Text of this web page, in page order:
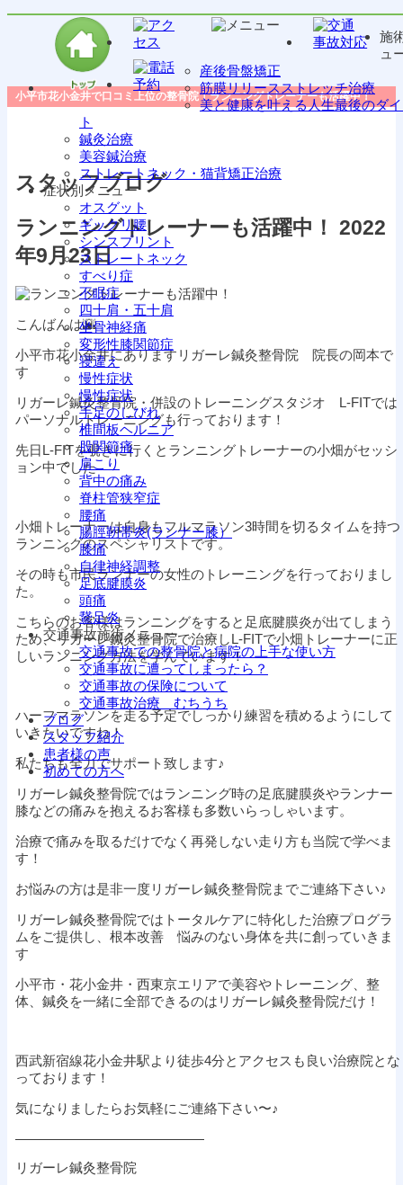
施
ュ
産後骨盤矯正
筋膜リリースストレッチ治療
美と健康を叶える人生最後のダ
ト
鍼灸治療
美容鍼治療
ストレートネック・猫背矯正治療
症状別メニュー
オスグット
ギックリ腰
シンスプリント
ストレートネック
すべり症
不眠症
四十肩・五十肩
坐骨神経痛
変形性膝関節症
寝違え
慢性症状
慢性症状
手足のしびれ
椎間板ヘルニア
股関節痛
肩こり
背中の痛み
脊柱管狭窄症
腰痛
腸脛靭帯炎(ランナー膝）
膝痛
自律神経調整
足底腱膜炎
頭痛
鵞足炎
交通事故施術メニュー
交通事故での整骨院と病院の上手な使い方
交通事故に遭ってしまったら？
交通事故の保険について
交通事故治療 むちうち
ブログ
スタッフ紹介
患者様の声
初めての方へ
小平市花小金井で口コミ上位の整骨院｜ランニングトレーナーも活躍中！
スタッフブログ
ランニングトレーナーも活躍中！ 2022
年9月23日
こんばんは🌇
小平市花小金井にありますリガーレ鍼灸整骨院 院長の岡本で
す
リガーレ鍼灸整骨院・併設のトレーニングスタジオ L-FITでは
パーソナルトレーニングも行っております！
先日L-FITを覗きに行くとランニングトレーナーの小畑がセッシ
ョン中でした
小畑トレーナーは自身もフルマラソン3時間を切るタイムを持つ
ランニングのスペシャリストです。
その時も市民ランナーの女性のトレーニングを行っておりまし
た。
こちらのお客様はランニングをすると足底腱膜炎が出てしまう
ため、リガーレ鍼灸整骨院で治療しL-FITで小畑トレーナーに正
しいランニング方法を学んでいます！
ハーフマラソンを走る予定でしっかり練習を積めるようにして
いきたいですね！
私たちも全力でサポート致します♪
リガーレ鍼灸整骨院ではランニング時の足底腱膜炎やランナー
膝などの痛みを抱えるお客様も多数いらっしゃいます。
治療で痛みを取るだけでなく再発しない走り方も当院で学べま
す！
お悩みの方は是非一度リガーレ鍼灸整骨院までご連絡下さい♪
リガーレ鍼灸整骨院ではトータルケアに特化した治療プログラ
ムをご提供し、根本改善 悩みのない身体を共に創っていきま
す
小平市・花小金井・西東京エリアで美容やトレーニング、整
体、鍼灸を一緒に全部できるのはリガーレ鍼灸整骨院だけ！
西武新宿線花小金井駅より徒歩4分とアクセスも良い治療院とな
っております！
気になりましたらお気軽にご連絡下さい〜♪
——————————————
リガーレ鍼灸整骨院